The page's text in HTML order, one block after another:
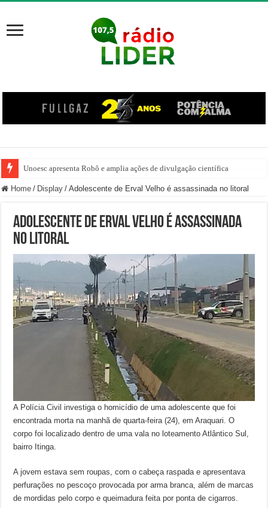
Unoesc apresenta Robô e amplia ações de divulgação científica
Família venezuelana percorre mais de 100 km, paga aluguel adiantado e
Home / Display / Adolescente de Erval Velho é assassinada no litoral
Adolescente de Erval Velho é assassinada
no litoral
A Polícia Civil investiga o homicídio de uma adolescente que foi
encontrada morta na manhã de quarta-feira (24), em Araquari. O
corpo foi localizado dentro de uma vala no loteamento Atlântico Sul,
bairro Itinga.
A jovem estava sem roupas, com o cabeça raspada e apresentava
perfurações no pescoço provocada por arma branca, além de marcas
de mordidas pelo corpo e queimadura feita por ponta de cigarros.